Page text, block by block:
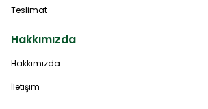
Teslimat
Hakkımızda
Hakkımızda
İletişim